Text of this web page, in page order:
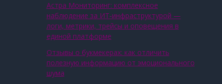
Астра Мониторинг: комплексное
наблюдение за ИТ‑инфраструктурой —
логи, метрики, трейсы и оповещения в
единой платформе
Отзывы о букмекерах: как отличить
полезную информацию от эмоционального
шума